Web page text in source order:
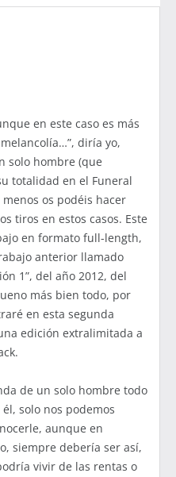
en este caso es más
diría yo,
solo hombre (que
totalidad en el Funeral
os podéis hacer
tiros en estos casos. Este
en formato full-length,
anterior llamado
1”, del año 2012, del
más bien todo, por
en esta segunda
edición extralimitada a
de un solo hombre todo
solo nos podemos
aunque en
siempre debería ser así,
vivir de las rentas o